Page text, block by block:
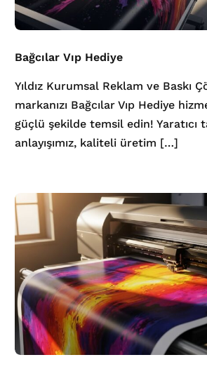
Bağcılar Vıp Hediye
Yıldız Kurumsal Reklam ve Baskı
markanızı Bağcılar Vıp Hediye
güçlü şekilde temsil edin! Yaratıcı
anlayışımız, kaliteli üretim […]